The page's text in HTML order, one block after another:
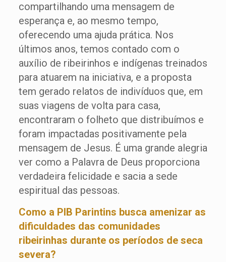
compartilhando uma mensagem de
esperança e, ao mesmo tempo,
oferecendo uma ajuda prática. Nos
últimos anos, temos contado com o
auxílio de ribeirinhos e indígenas treinados
para atuarem na iniciativa, e a proposta
tem gerado relatos de indivíduos que, em
suas viagens de volta para casa,
encontraram o folheto que distribuímos e
foram impactadas positivamente pela
mensagem de Jesus. É uma grande alegria
ver como a Palavra de Deus proporciona
verdadeira felicidade e sacia a sede
espiritual das pessoas.
Como a PIB Parintins busca amenizar as
dificuldades das comunidades
ribeirinhas durante os períodos de seca
severa?